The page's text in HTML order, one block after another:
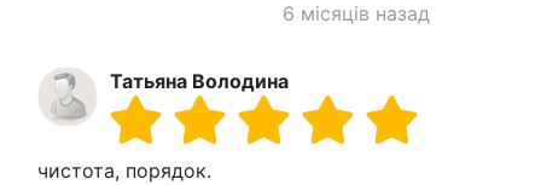
6 місяців назад
Татьяна Володина
чистота, порядок.